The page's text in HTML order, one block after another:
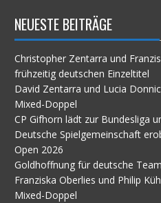
NEUESTE BEITRÄGE
Christopher Zentarra und
frühzeitig deutschen Einzeltitel
David Zentarra und Lucia
Mixed-Doppel
CP Gifhorn lädt zur Bundesliga
Deutsche Spielgemeinschaft
Open 2026
Goldhoffnung für deutsche
Franziska Oberlies und Philip
Mixed-Doppel